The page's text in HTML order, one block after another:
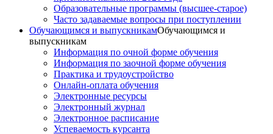
Образовательные программы (высшее-старое)
Часто задаваемые вопросы при поступлении
Обучающимся и выпускникамОбучающимся и
выпускникам
Информация по очной форме обучения
Информация по заочной форме обучения
Практика и трудоустройство
Онлайн-оплата обучения
Электронные ресурсы
Электронный журнал
Электронное расписание
Успеваемость курсанта